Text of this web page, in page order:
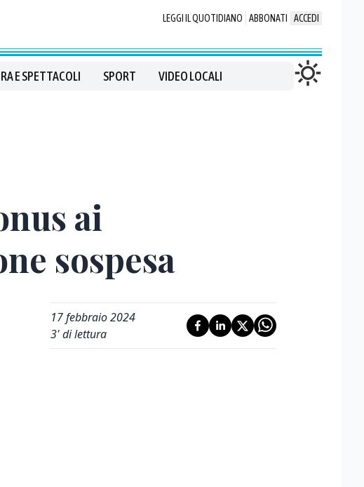
LEGGI IL QUOTIDIANO ABBONATI ACCEDI
E SPETTACOLI SPORT VIDEO LOCALI
ai
sospesa
17 febbraio 2024
3' di lettura